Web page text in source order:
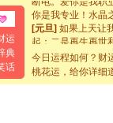
运
典
话
你是我专业！水晶
[元旦]如果上天让
起；二是再生再世
离。水晶之恋祝你
[元旦]当我狠下心
泣，这痛楚让我明
卖了。水晶之恋祝
今日运程如何？财
桃花运，给你详细